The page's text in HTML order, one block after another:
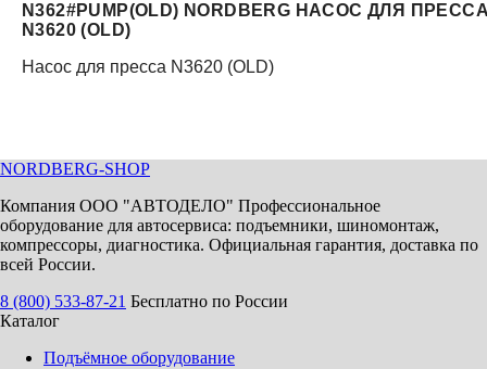
N362#PUMP(OLD) NORDBERG НАСОС ДЛЯ
N3620 (OLD)
Насос для пресса N3620 (OLD)
NORDBERG-SHOP
Компания ООО "АВТОДЕЛО" Профессиональное
оборудование для автосервиса: подъемники, шиномонтаж,
компрессоры, диагностика. Официальная гарантия, доставка по
всей России.
8 (800) 533-87-21 Бесплатно по России
Каталог
Подъёмное оборудование